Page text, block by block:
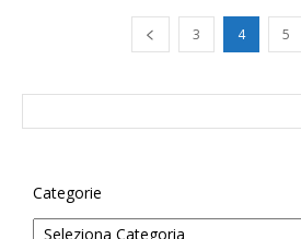
3 4 5
Categorie